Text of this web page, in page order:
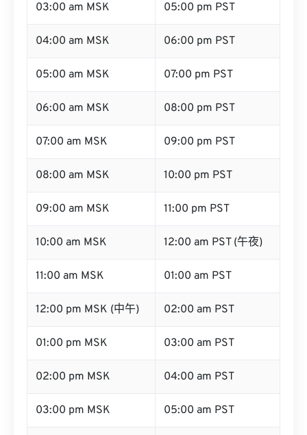
03:00 am MSK 05:00 pm PST
04:00 am MSK 06:00 pm PST
05:00 am MSK 07:00 pm PST
06:00 am MSK 08:00 pm PST
07:00 am MSK 09:00 pm PST
08:00 am MSK 10:00 pm PST
09:00 am MSK 11:00 pm PST
10:00 am MSK 12:00 am PST (午夜)
11:00 am MSK 01:00 am PST
12:00 pm MSK (中午) 02:00 am PST
01:00 pm MSK 03:00 am PST
02:00 pm MSK 04:00 am PST
03:00 pm MSK 05:00 am PST